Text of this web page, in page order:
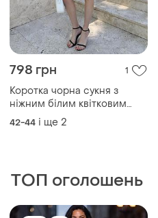
798 грн 1
Коротка чорна сукня з
ніжним білим квітковим
принтом, жіноча сукня на
запах, коротке жіноче
42-44 і ще 2
ТОП оголошень